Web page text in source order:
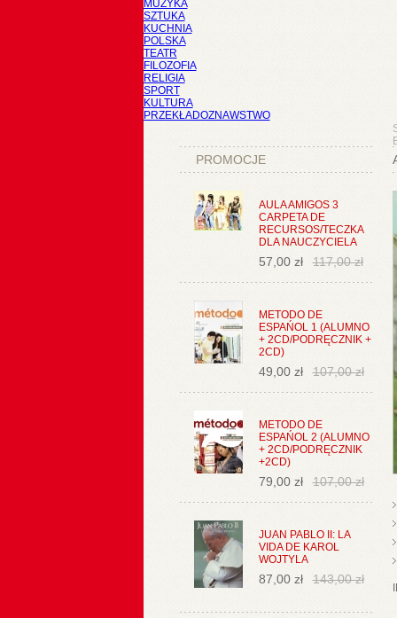
MUZYKA
SZTUKA
KUCHNIA
POLSKA
TEATR
FILOZOFIA
RELIGIA
SPORT
KULTURA
PRZEKŁADOZNAWSTWO
PROMOCJE
AULA AMIGOS 3
CARPETA DE
RECURSOS/TECZKA
DLA NAUCZYCIELA
57,00 zł 117,00 zł
METODO DE
ESPAŃOL 1 (ALUMNO
+ 2CD/PODRĘCZNIK +
2CD)
49,00 zł 107,00 zł
METODO DE
ESPAŃOL 2 (ALUMNO
+ 2CD/PODRĘCZNIK
+2CD)
79,00 zł 107,00 zł
JUAN PABLO II: LA
VIDA DE KAROL
WOJTYLA
87,00 zł 143,00 zł